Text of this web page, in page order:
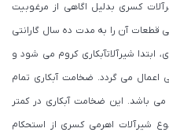
کسری بدلیل اگاهی از مرغوبیت
قطعات آن را به مدت ده سال گارانتی
شیرآلاتآبکاری کروم می شود و
می گردد. ضخامت آبکاری تمام
کسری حدود ۲۰ میکرون می باشد. این ضخامت آبکاری در کمتر
اهرمی کسری از استحکام